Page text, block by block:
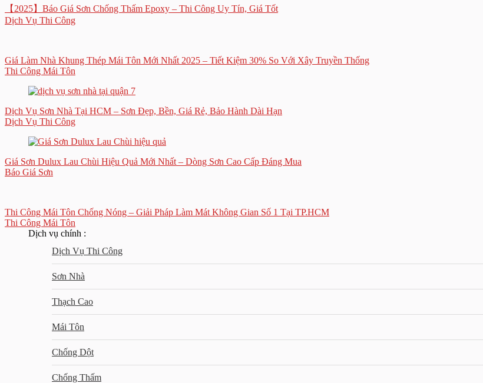
【2025】Báo Giá Sơn Chống Thấm Epoxy – Thi Công Uy Tín, Giá Tốt
Dịch Vụ Thi Công
Giá Làm Nhà Khung Thép Mái Tôn Mới Nhất 2025 – Tiết Kiệm 30% So Với Xây Truyền Thống
Thi Công Mái Tôn
Dịch Vụ Sơn Nhà Tại HCM – Sơn Đẹp, Bền, Giá Rẻ, Bảo Hành Dài Hạn
Dịch Vụ Thi Công
Giá Sơn Dulux Lau Chùi Hiệu Quả Mới Nhất – Dòng Sơn Cao Cấp Đáng Mua
Báo Giá Sơn
Thi Công Mái Tôn Chống Nóng – Giải Pháp Làm Mát Không Gian Số 1 Tại TP.HCM
Thi Công Mái Tôn
Dịch vụ chính :
Dịch Vụ Thi Công
Sơn Nhà
Thạch Cao
Mái Tôn
Chống Dột
Chống Thấm